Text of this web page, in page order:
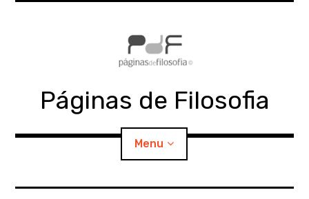
Páginas de Filosofia
Menu